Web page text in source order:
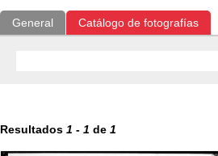
General Catálogo de fotografías
Resultados 1 - 1 de 1